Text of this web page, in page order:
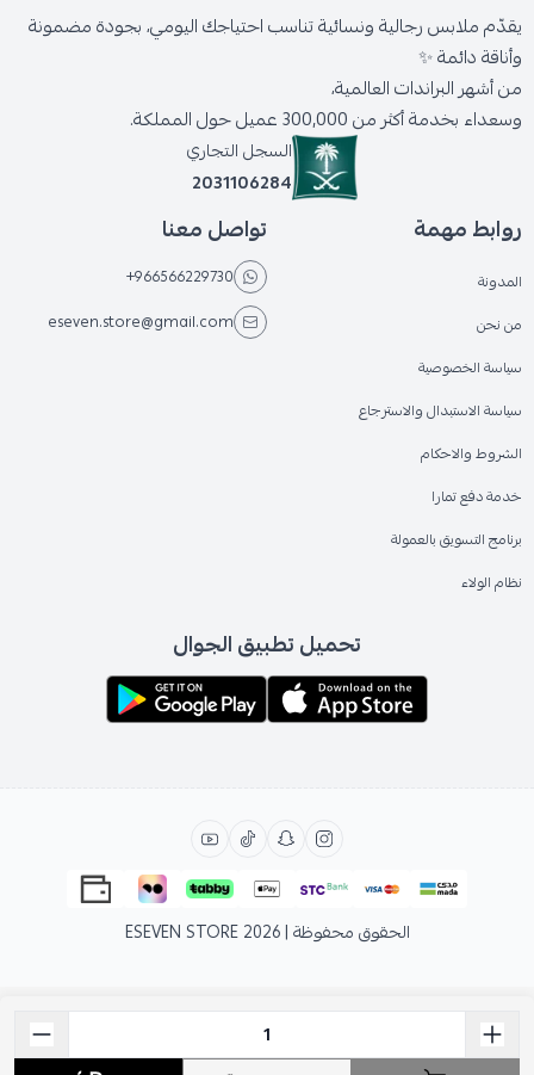
يقدّم ملابس رجالية ونسائية تناسب احتياجك اليومي، بجودة مضمونة
وأناقة دائمة ✨
من أشهر البراندات العالمية،
وسعداء بخدمة أكثر من 300,000 عميل حول المملكة.
السجل التجاري
2031106284
روابط مهمة
المدونة
من نحن
سياسة الخصوصية
سياسة الاستبدال والاسترجاع
الشروط والاحكام
خدمة دفع تمارا
برنامج التسويق بالعمولة
نظام الولاء
تواصل معنا
+966566229730
eseven.store@gmail.com
تحميل تطبيق الجوال
الحقوق محفوظة | 2026 ESEVEN STORE